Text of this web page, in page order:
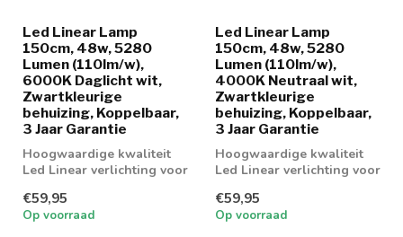
Led Linear Lamp
150cm, 48w, 5280
Lumen (110lm/w),
6000K Daglicht wit,
Zwartkleurige
behuizing, Koppelbaar,
3 Jaar Garantie
Hoogwaardige kwaliteit
Led Linear verlichting voor
werkplaatsen en...
€59,95
Op voorraad
Led Linear Lamp
150cm, 48w, 5280
Lumen (110lm/w),
4000K Neutraal wit,
Zwartkleurige
behuizing, Koppelbaar,
3 Jaar Garantie
Hoogwaardige kwaliteit
Led Linear verlichting voor
werkplaatsen en...
€59,95
Op voorraad